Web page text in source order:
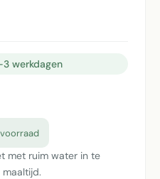
werkdagen
voorraad
met ruim water in te
maaltijd.